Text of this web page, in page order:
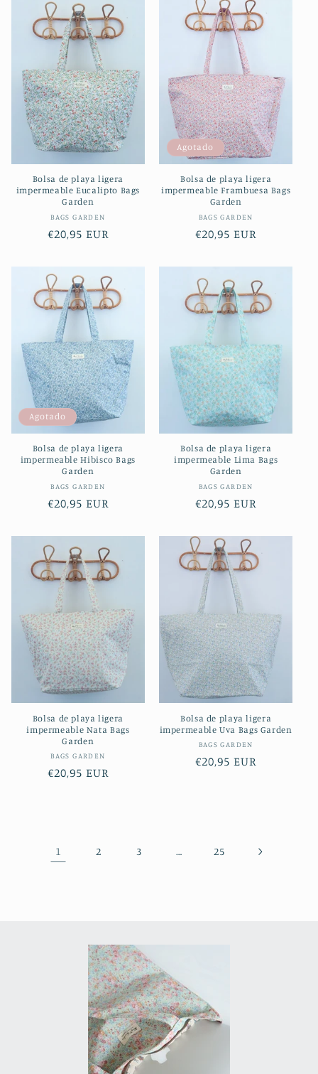
Bolsa de playa ligera
impermeable Eucalipto Bags
Garden
Proveedor:
BAGS GARDEN
Precio
€20,95 EUR
Agotado
Bolsa de playa ligera
impermeable Frambuesa Bags
Garden
Proveedor:
BAGS GARDEN
Precio
€20,95 EUR
Agotado
Bolsa de playa ligera
impermeable Hibisco Bags
Garden
Proveedor:
BAGS GARDEN
Precio
€20,95 EUR
Bolsa de playa ligera
impermeable Lima Bags
Garden
Proveedor:
BAGS GARDEN
Precio
€20,95 EUR
Bolsa de playa ligera
impermeable Nata Bags
Garden
Proveedor:
BAGS GARDEN
Precio
€20,95 EUR
Bolsa de playa ligera
impermeable Uva Bags Garden
Proveedor:
BAGS GARDEN
Precio
€20,95 EUR
1 2 3 … 25